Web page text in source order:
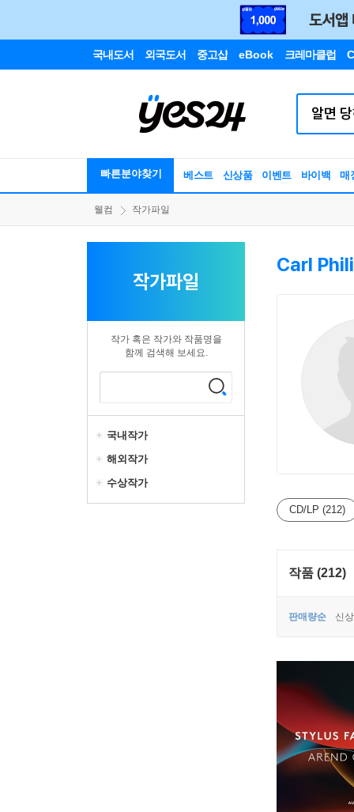
국내도서 외국도서 중고샵 eBook 크레마클럽
빠른분야찾기 베스트 신상품 이벤트 바이백 매
웰컴 작가파일
작가파일
작가 혹은 작가와 작품명을
함께 검색해 보세요.
국내작가
해외작가
수상작가
Carl
CD/LP (212)
작품 (212)
판매량순 신